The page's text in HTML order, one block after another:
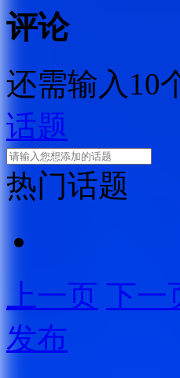
评论
还需输入10
话题
热门话题
上一页 下一
发布